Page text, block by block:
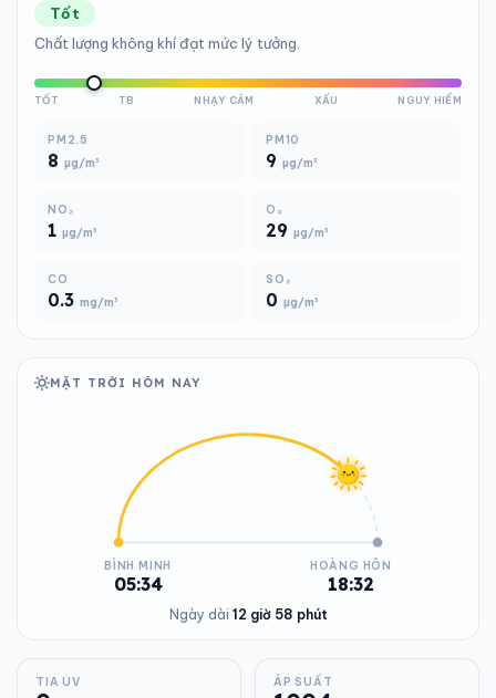
Tốt
Chất lượng không khí đạt mức lý tưởng.
TỐT TB NHẠY CẢM XẤU NGUY HIỂM
PM2.5
8 µg/m³
PM10
9 µg/m³
NO₂
1 µg/m³
O₃
29 µg/m³
CO
0.3 mg/m³
SO₂
0 µg/m³
MẶT TRỜI HÔM NAY
BÌNH MINH
05:34
HOÀNG HÔN
18:32
Ngày dài 12 giờ 58 phút
TIA UV ÁP SUẤT